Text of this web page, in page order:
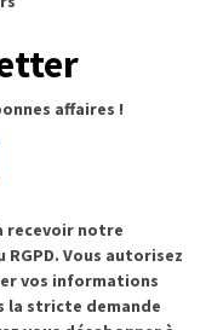
affaires !
recevoir notre
Vous autorisez
vos informations
la stricte demande